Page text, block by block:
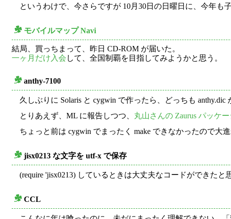
というわけで、今さらですが 10月30日の日曜日に、今年も
モバイルマップ Navi
結局、買っちまって、昨日 CD-ROM が届いた。
一ヶ月だけ入会 して、全国制覇を目指してみようかと思う。
anthy-7100
久しぶりに Solaris と cygwin で作ったら、どっちも anthy.dic
とりあえず、ML に報告しつつ、 丸山さんの Zaurus パッケー
ちょっと前は cygwin でまったく make できなかったので大進
jisx0213 な文字を utf-x で保存
(require 'jisx0213) しているときは大丈夫なコードができた
CCL